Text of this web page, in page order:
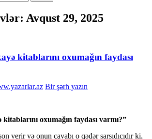
Avqust 29, 2025
kitablarını oxumağın faydası
Bir şərh yazın
oxumağın faydası varmı?”
verir və onun cavabı o qədər sarsıdıcıdır ki,